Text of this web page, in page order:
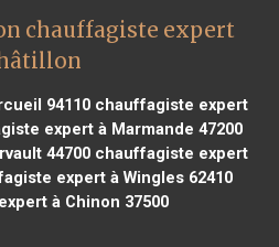
chauffagiste expert
94110 chauffagiste expert
expert à Marmande 47200
44700chauffagiste expert
expert à Wingles 62410
à Chinon 37500